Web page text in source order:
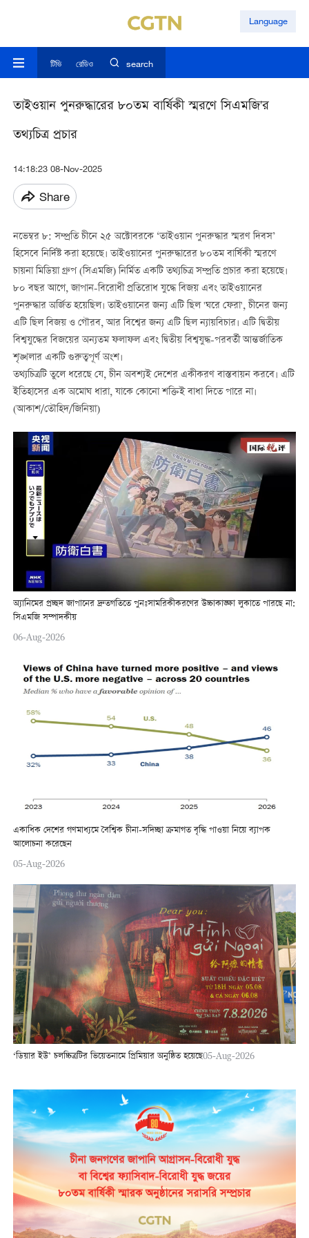
Language
টিভি রেডিও search
তাইওয়ান পুনরুদ্ধারের ৮০তম বার্ষিকী স্মরণে সিএমজি'র
তথ্যচিত্র প্রচার
14:18:23 08-Nov-2025
Share
নভেম্বর ৮: সম্প্রতি চীনে ২৫ অক্টোবরকে ‘তাইওয়ান পুনরুদ্ধার স্মরণ দিবস’
হিসেবে নির্দিষ্ট করা হয়েছে। তাইওয়ানের পুনরুদ্ধারের ৮০তম বার্ষিকী স্মরণে
চায়না মিডিয়া গ্রুপ (সিএমজি) নির্মিত একটি তথ্যচিত্র সম্প্রতি প্রচার করা হয়েছে।
৮০ বছর আগে, জাপান-বিরোধী প্রতিরোধ যুদ্ধে বিজয় এবং তাইওয়ানের
পুনরুদ্ধার অর্জিত হয়েছিল। তাইওয়ানের জন্য এটি ছিল 'ঘরে ফেরা', চীনের জন্য
এটি ছিল বিজয় ও গৌরব, আর বিশ্বের জন্য এটি ছিল ন্যায়বিচার। এটি দ্বিতীয়
বিশ্বযুদ্ধের বিজয়ের অন্যতম ফলাফল এবং দ্বিতীয় বিশ্বযুদ্ধ-পরবর্তী আন্তর্জাতিক
শৃঙ্খলার একটি গুরুত্বপূর্ণ অংশ।
তথ্যচিত্রটি তুলে ধরেছে যে, চীন অবশ্যই দেশের একীকরণ বাস্তবায়ন করবে। এটি
ইতিহাসের এক অমোঘ ধারা, যাকে কোনো শক্তিই বাধা দিতে পারে না।
(আকাশ/তৌহিদ/জিনিয়া)
অ্যানিমের প্রচ্ছদ জাপানের দ্রুতগতিতে পুনঃসামরিকীকরণের উচ্চাকাঙ্ক্ষা লুকাতে পারছে না:
সিএমজি সম্পাদকীয়
06-Aug-2026
একাধিক দেশের গণমাধ্যমে বৈশ্বিক চীনা-সদিচ্ছা ক্রমাগত বৃদ্ধি পাওয়া নিয়ে ব্যাপক
আলোচনা করেছেন
05-Aug-2026
‘ডিয়ার ইউ’ চলচ্চিত্রটির ভিয়েতনামে প্রিমিয়ার অনুষ্ঠিত হয়েছে05-Aug-2026